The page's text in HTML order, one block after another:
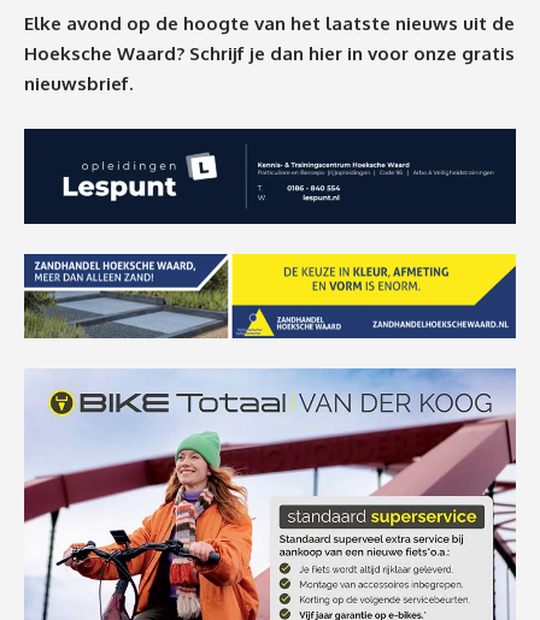
Elke avond op de hoogte van het laatste nieuws uit de
Hoeksche Waard? Schrijf je dan hier in voor onze gratis
nieuwsbrief.